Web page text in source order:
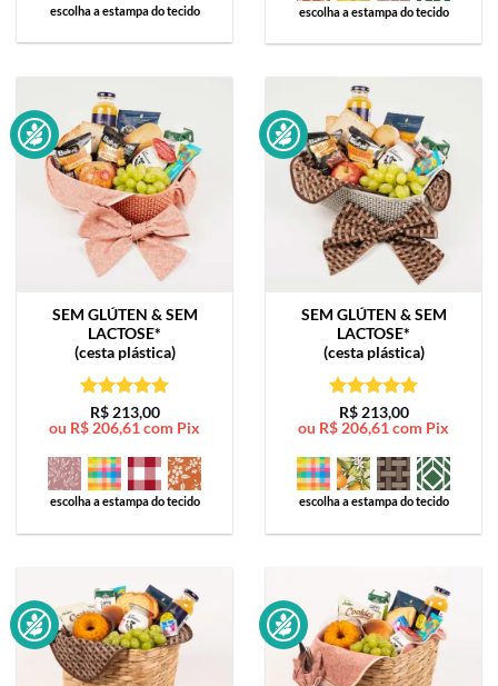
escolha a estampa do tecido escolha a estampa do tecido
SEM GLÚTEN & SEM
LACTOSE*
(cesta plástica)
Avaliação5
de 5
R$213,00
ou R$ 206,61 com Pix
escolha a estampa do tecido
SEM GLÚTEN & SEM
LACTOSE*
(cesta plástica)
Avaliação5
de 5
R$213,00
ou R$ 206,61 com Pix
escolha a estampa do tecido